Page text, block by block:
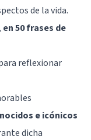
de la vida.
en 50 frases de
reflexionar
e icónicos
dicha